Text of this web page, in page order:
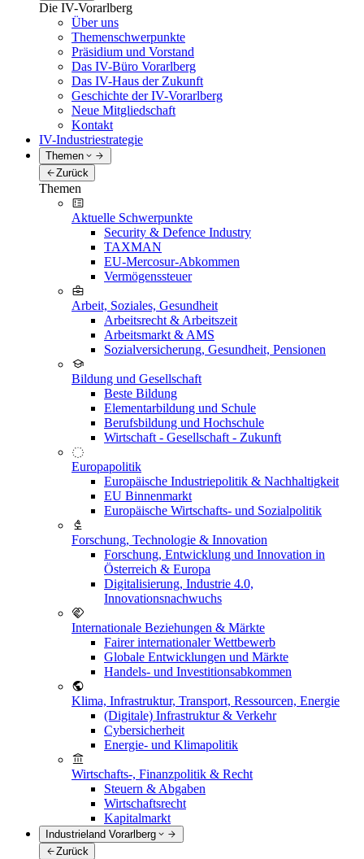
Die IV-Vorarlberg
Über uns
Themenschwerpunkte
Präsidium und Vorstand
Das IV-Büro Vorarlberg
Das IV-Haus der Zukunft
Geschichte der IV-Vorarlberg
Neue Mitgliedschaft
Kontakt
IV-Industriestrategie
Themen
Zurück
Themen
Aktuelle Schwerpunkte
Security & Defence Industry
TAXMAN
EU-Mercosur-Abkommen
Vermögenssteuer
Arbeit, Soziales, Gesundheit
Arbeitsrecht & Arbeitszeit
Arbeitsmarkt & AMS
Sozialversicherung, Gesundheit, Pensionen
Bildung und Gesellschaft
Beste Bildung
Elementarbildung und Schule
Berufsbildung und Hochschule
Wirtschaft - Gesellschaft - Zukunft
Europapolitik
Europäische Industriepolitik & Nachhaltigkeit
EU Binnenmarkt
Europäische Wirtschafts- und Sozialpolitik
Forschung, Technologie & Innovation
Forschung, Entwicklung und Innovation in
Österreich & Europa
Digitalisierung, Industrie 4.0,
Innovationsnachwuchs
Internationale Beziehungen & Märkte
Fairer internationaler Wettbewerb
Globale Entwicklungen und Märkte
Handels- und Investitionsabkommen
Klima, Infrastruktur, Transport, Ressourcen, Energie
(Digitale) Infrastruktur & Verkehr
Cybersicherheit
Energie- und Klimapolitik
Wirtschafts-, Finanzpolitik & Recht
Steuern & Abgaben
Wirtschaftsrecht
Kapitalmarkt
Industrieland Vorarlberg
Zurück